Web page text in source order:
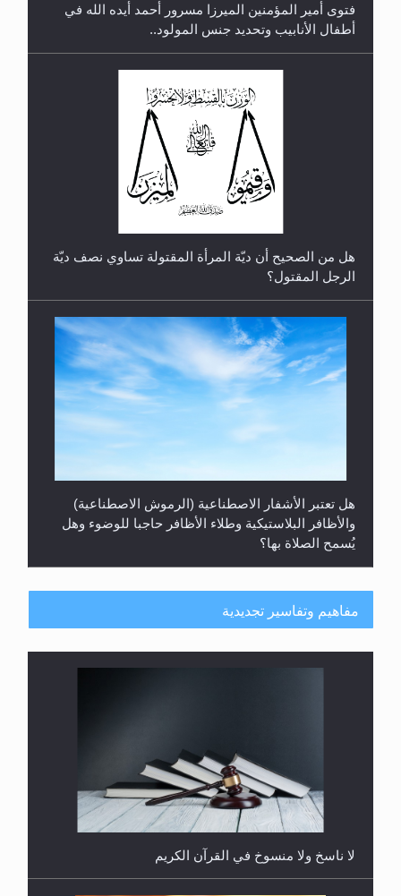
رأيٌ في لغة المسيح الموعود عليه السلام.. 4...
فتوى أمير المؤمنين الميرزا مسرور أحمد أيده الله في
أطفال الأنابيب وتحديد جنس المولود..
هل من الصحيح أن ديّة المرأة المقتولة تساوي نصف ديّة
الرجل المقتول؟
هل تعتبر الأشفار الاصطناعية (الرموش الاصطناعية)
والأظافر البلاستيكية وطلاء الأظافر حاجبا للوضوء وهل
يُسمح الصلاة بها؟
هل يُحسب حول الزكاة وفق السنة الميلادية أو الهجرية؟
مفاهيم وتفاسير تجديدية
لا ناسخ ولا منسوخ في القرآن الكريم